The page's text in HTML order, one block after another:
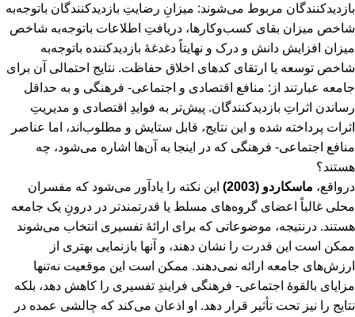
بازدیدکنندگان مربوط می‌شوند: میزانِ رضایتِ بازدیدکنندگان باتوجه‌به
شاخص میزان بقای کسب‌وکارها، دریافتِ اطلاعات باتوجه‌به شاخص
میزان افزایش دانش و درک و نهایتاً دغدغۀ بازدیدکننده باتوجه‌به
شاخص توسعه یا ارتقای کدهای اخلاق حفاظت. نتایج احتمالی آن برای
جامعه عبارتند از: منافع اقتصادی و اجتماعی- فرهنگی و به حداقل
رساندن اثراتِ بازدیدکنندگان. پیش‌تر به فوایدِ اقتصادی و مدیریتِ
اثرات پرداخته ‌شده و این نتایج، قابل ستایش و مطلوب‌اند، اما عناصر
منافع اجتماعی- فرهنگی که در اینجا به آن‌ها اشاره می‌شود، چه
هستند؟
درواقع، ماسکاردو (2003)
این نکته را یادآور می‌شود که مفسران
محلی غالباً اعضای گروه‌‌های مسلط یا قدرتمند‌تر در درونِ یک جامعه
هستند. درنتیجه، موضوعاتی که برای ارائۀ تفسیری انتخاب می‌شوند
ممکن است این قدرت را نشان دهند، و آنها بازنمایی بهتری از
ارزش‌های جامعه ارائه نمی‌دهند. ممکن است این موقعیت نه‌تنها
مزایای بالقوۀ اجتماعی- فرهنگی فرایندِ تفسیری را کاهش دهد، بلکه
نتایج را نیز تحت تأثیر قرار دهد. او اذعان می‌کند که چالشی عمده در